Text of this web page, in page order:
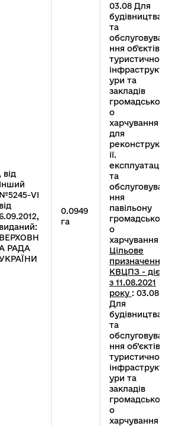
, від
інший
№5245-VI
від
виданий:
ВЕРХОВН
РАДА
0.0949
га
03.08 Для
будівництва
та
обслуговува
ння об'єктів
туристичної
інфраструкт
ури та
закладів
громадськог
о
харчування
для
реконструкц
ії.
експлуатації
та
обслуговува
ння
павільону
громадськог
о
харчування
Цільове
призначення
КВЦПЗ - діє
з 11.08.2021
року : 03.08
Для
будівництва
та
обслуговува
ння об’єктів
туристичної
інфраструкт
ури та
закладів
громадськог
о
харчування